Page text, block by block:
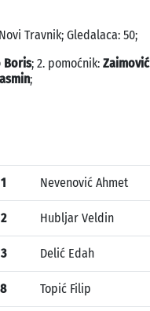
Travnik; Gledalaca: 50;
Boris; 2. pomoćnik: Zaimović
;
1 Nevenović Ahmet
2 Hubljar Veldin
3 Delić Edah
8 Topić Filip